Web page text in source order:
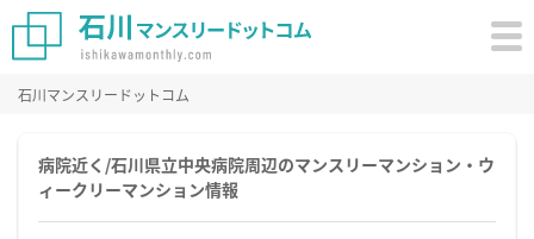
石川マンスリードットコム
病院近く/石川県立中央病院周辺のマンスリーマンション・ウ
ィークリーマンション情報